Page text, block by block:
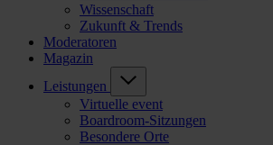
Wissenschaft
Zukunft & Trends
Moderatoren
Magazin
Leistungen
Virtuelle event
Boardroom-Sitzungen
Besondere Orte